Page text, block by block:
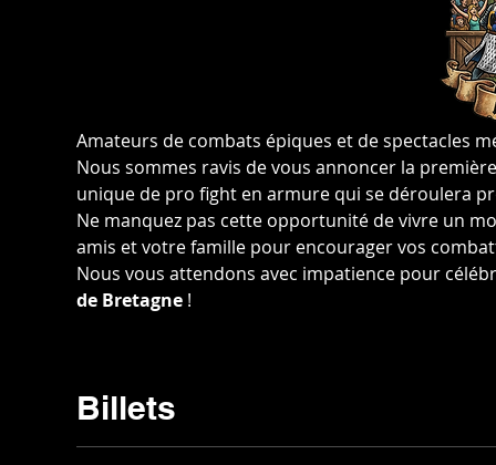
Amateurs de combats épiques et de spectacles
Nous sommes ravis de vous annoncer la
unique de pro fight en armure qui se déroulera
Ne manquez pas cette opportunité de vivre un
amis et votre famille pour encourager vos
Nous vous attendons avec impatience pour
de Bretagne !
Billets